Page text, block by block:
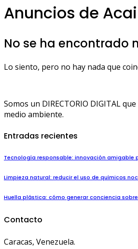
Anuncios de
No se ha encontrado
Lo siento, pero no hay nada que
Somos un DIRECTORIO DIGITAL
medio ambiente.
Entradas recientes
Tecnología responsable: innovación amigable
Limpieza natural: reducir el uso de químicos
Huella plástica: cómo generar conciencia
Contacto
Caracas, Venezuela.